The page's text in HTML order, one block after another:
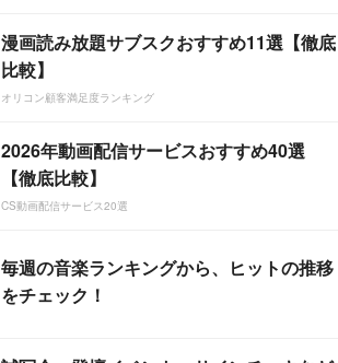
漫画読み放題サブスクおすすめ11選【徹底
比較】
オリコン顧客満足度ランキング
2026年動画配信サービスおすすめ40選
【徹底比較】
CS動画配信サービス20選
毎週の音楽ランキングから、ヒットの推移
をチェック！